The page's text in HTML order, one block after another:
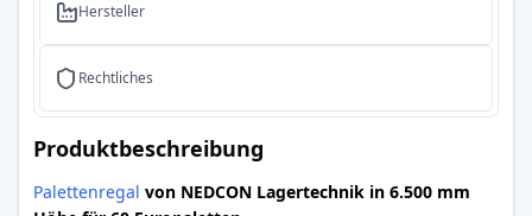
Hersteller
Rechtliches
Produktbeschreibung
Palettenregal von NEDCON Lagertechnik in 6.500 mm